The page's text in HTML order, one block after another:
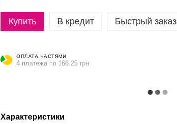
Купить В кредит Быстрый заказ
ОПЛАТА ЧАСТЯМИ
4 платежа по 166.25 грн
Характеристики